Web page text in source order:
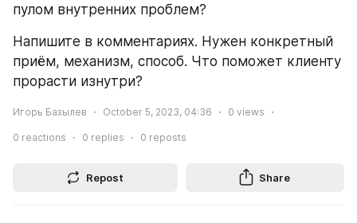
пулом внутренних проблем?
Напишите в комментариях. Нужен конкретный
приём, механизм, способ. Что поможет клиенту
прорасти изнутри?
Игорь Базылев October 5, 2023, 04:36 0 views
0 reactions 0 replies 0 reposts
Repost Share